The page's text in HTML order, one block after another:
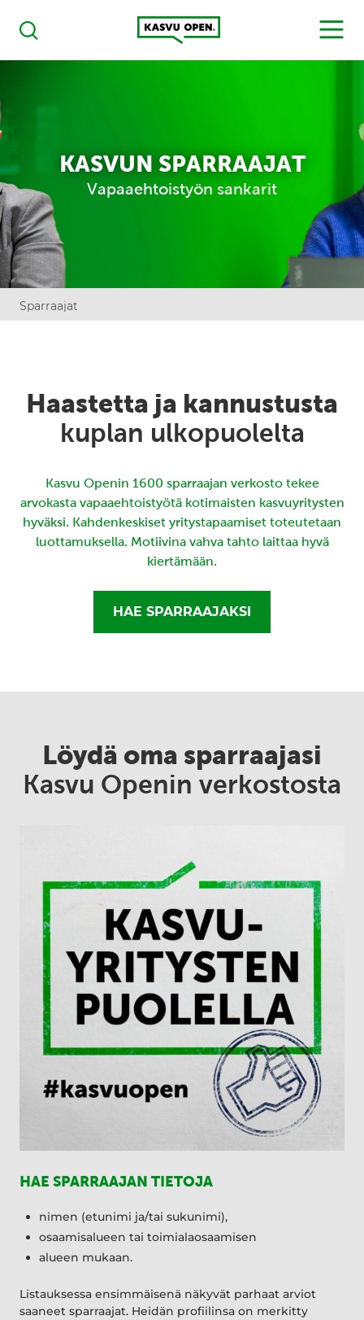
Haku
Kasvu Open
MENU
KASVUN SPARRAAJAT
Vapaaehtoistyön sankarit
Sparraajat
Haastetta ja kannustusta
kuplan ulkopuolelta
Kasvu Openin 1600 sparraajan verkosto tekee
arvokasta vapaaehtoistyötä kotimaisten kasvuyritysten
hyväksi. Kahdenkeskiset yritystapaamiset toteutetaan
luottamuksella. Motiivina vahva tahto laittaa hyvä
kiertämään.
HAE SPARRAAJAKSI
Löydä oma sparraajasi
Kasvu Openin verkostosta
HAE SPARRAAJAN TIETOJA
nimen (etunimi ja/tai sukunimi),
osaamisalueen tai toimialaosaamisen
alueen mukaan.
Listauksessa ensimmäisenä näkyvät parhaat arviot
saaneet sparraajat. Heidän profiilinsa on merkitty